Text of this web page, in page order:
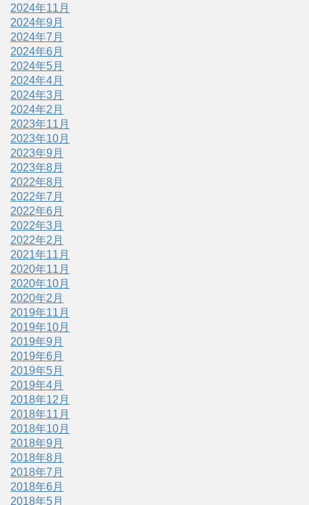
2024年11月
2024年9月
2024年7月
2024年6月
2024年5月
2024年4月
2024年3月
2024年2月
2023年11月
2023年10月
2023年9月
2023年8月
2022年8月
2022年7月
2022年6月
2022年3月
2022年2月
2021年11月
2020年11月
2020年10月
2020年2月
2019年11月
2019年10月
2019年9月
2019年6月
2019年5月
2019年4月
2018年12月
2018年11月
2018年10月
2018年9月
2018年8月
2018年7月
2018年6月
2018年5月